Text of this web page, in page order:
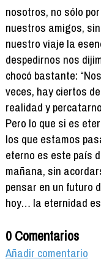
nosotros, no sólo
nuestros amigos,
nuestro viaje la
despedirnos nos
chocó bastante:
veces, hay ciertos
realidad y
Pero lo que si es
los que estamos
eterno es este país
mañana, sin
pensar en un futuro
hoy… la eternidad
0 Comentarios
Añadir comentario